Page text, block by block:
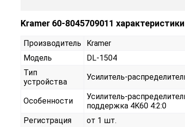
Kramer 60-8045709011
Производитель
Kramer
Модель
DL-1504
Тип
устройства
Усилитель-
Особенности
Усилитель-
поддержка 4K60 4:2:0
Регистрация
от 1 шт.